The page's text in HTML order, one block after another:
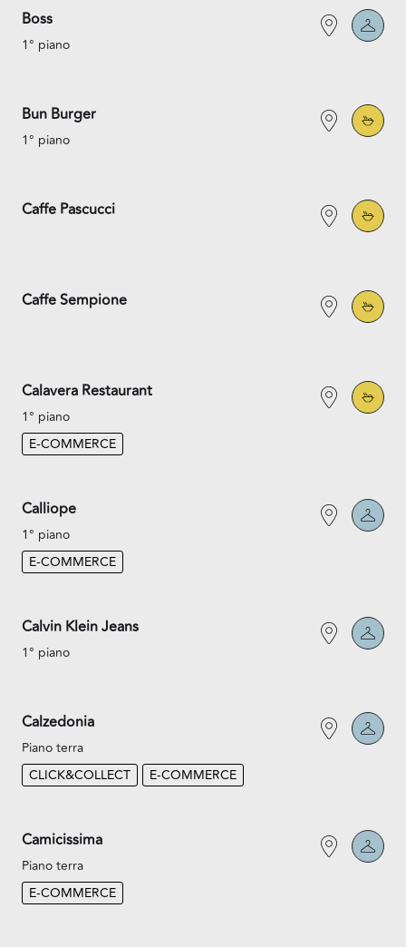
Boss
1° piano
Bun Burger
1° piano
Caffe Pascucci
Caffe Sempione
Calavera Restaurant
1° piano
E-COMMERCE
Calliope
1° piano
E-COMMERCE
Calvin Klein Jeans
1° piano
Calzedonia
Piano terra
CLICK&COLLECT
E-COMMERCE
Camicissima
Piano terra
E-COMMERCE